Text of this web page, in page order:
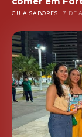
GUIA SABORES 7 DE